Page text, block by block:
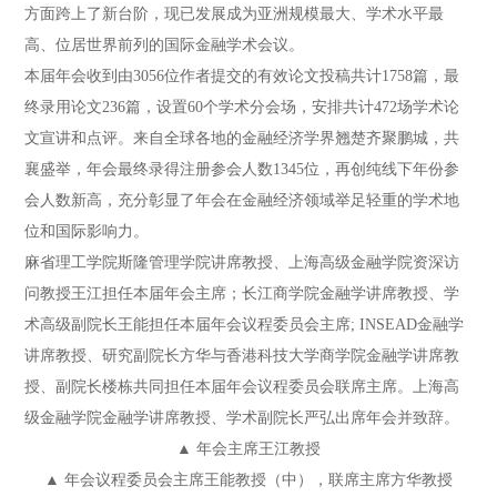
方面跨上了新台阶，现已发展成为亚洲规模最大、学术水平最
高、位居世界前列的国际金融学术会议。
本届年会收到由3056位作者提交的有效论文投稿共计1758篇，最
终录用论文236篇，设置60个学术分会场，安排共计472场学术论
文宣讲和点评。来自全球各地的金融经济学界翘楚齐聚鹏城，共
襄盛举，年会最终录得注册参会人数1345位，再创纯线下年份参
会人数新高，充分彰显了年会在金融经济领域举足轻重的学术地
位和国际影响力。
麻省理工学院斯隆管理学院讲席教授、上海高级金融学院资深访
问教授王江担任本届年会主席；长江商学院金融学讲席教授、学
术高级副院长王能担任本届年会议程委员会主席; INSEAD金融学
讲席教授、研究副院长方华与香港科技大学商学院金融学讲席教
授、副院长楼栋共同担任本届年会议程委员会联席主席。上海高
级金融学院金融学讲席教授、学术副院长严弘出席年会并致辞。
▲ 年会主席王江教授
▲ 年会议程委员会主席王能教授（中），联席主席方华教授